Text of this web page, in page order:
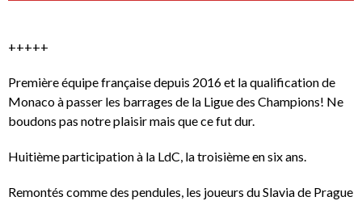
+++++
Première équipe française depuis 2016 et la qualification de
Monaco à passer les barrages de la Ligue des Champions! Ne
boudons pas notre plaisir mais que ce fut dur.
Huitième participation à la LdC, la troisième en six ans.
Remontés comme des pendules, les joueurs du Slavia de Prague